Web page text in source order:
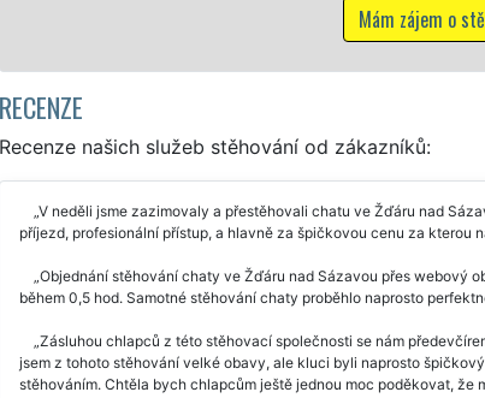
RECENZE
Recenze našich služeb stěhování od zákazníků:
V neděli jsme zazimovaly a přestěhovali chatu ve Žďáru nad
příjezd, profesionální přístup, a hlavně za špičkovou cenu za kterou
Objednání stěhování chaty ve Žďáru nad Sázavou přes webový
během 0,5 hod. Samotné stěhování chaty proběhlo naprosto
Zásluhou chlapců z této stěhovací společnosti se nám
jsem z tohoto stěhování velké obavy, ale kluci byli naprosto
stěhováním. Chtěla bych chlapcům ještě jednou moc poděkovat,